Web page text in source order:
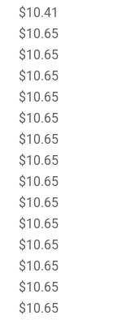
$10.41
$10.65
$10.65
$10.65
$10.65
$10.65
$10.65
$10.65
$10.65
$10.65
$10.65
$10.65
$10.65
$10.65
$10.65